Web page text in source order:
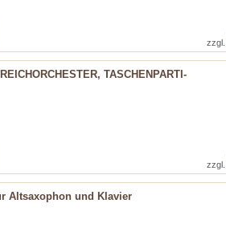
zzgl.
TASCHENPARTI-
zzgl.
Altsaxophon und Klavier